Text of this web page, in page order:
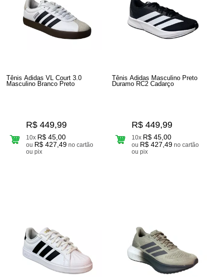
Tênis Adidas VL Court 3.0
Masculino Branco Preto
R$ 449,99
10x R$ 45,00
ou R$ 427,49 no cartão
ou pix
Tênis Adidas Masculino Preto
Duramo RC2 Cadarço
R$ 449,99
10x R$ 45,00
ou R$ 427,49 no cartão
ou pix